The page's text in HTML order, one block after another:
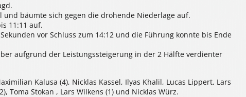
bäumte sich gegen die drohende Niederlage auf.
11:11 auf.
vor Schluss zum 14:12 und die Führung konnte bis Ende
aufgrund der Leistungssteigerung in der 2 Hälfte verdienter
Kalusa (4), Nicklas Kassel, Ilyas Khalil, Lucas Lippert, Lars
Toma Stokan , Lars Wilkens (1) und Nicklas Würz.